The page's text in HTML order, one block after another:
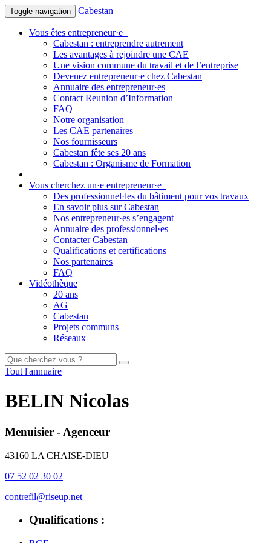
Toggle navigation Cabestan
Vous êtes entrepreneur·e
Cabestan : entreprendre autrement
Les avantages à rejoindre une CAE
Une vision commune du travail et de l’entreprise
Devenez entrepreneur·e chez Cabestan
Annuaire des entrepreneur·es
Contact Reunion d’Information
FAQ
Notre organisation
Les CAE partenaires
Nos fournisseurs
Cabestan fête ses 20 ans
Cabestan : Organisme de Formation
Vous cherchez un·e entrepreneur·e
Des professionnel·les du bâtiment pour vos travaux
En savoir plus sur Cabestan
Nos entrepreneur·es s’engagent
Annuaire des professionnel·es
Contacter Cabestan
Qualifications et certifications
Nos partenaires
FAQ
Vidéothèque
20 ans
AG
Cabestan
Projets communs
Réseaux
Tout l'annuaire
BELIN Nicolas
Menuisier - Agenceur
43160 LA CHAISE-DIEU
07 52 02 30 02
contrefil@riseup.net
Qualifications :